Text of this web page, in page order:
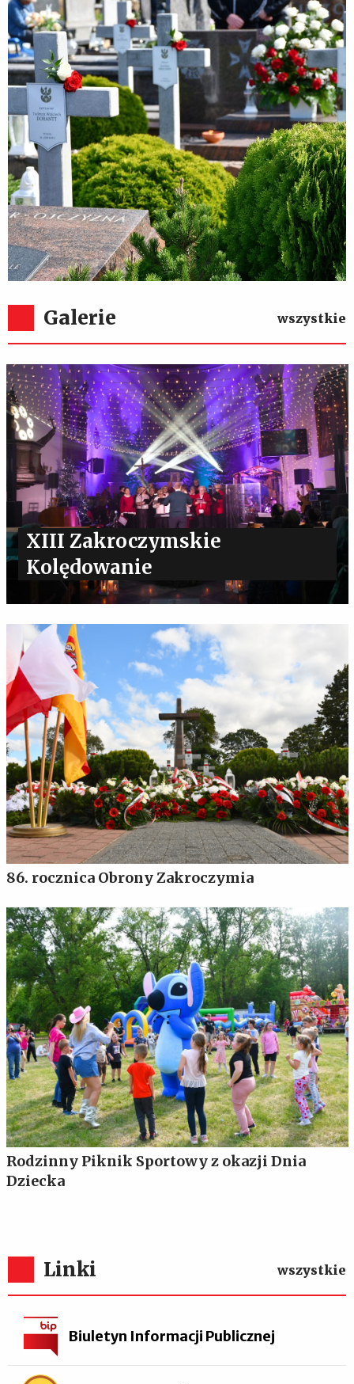
85. rocznica Obrony Zakroczymia
Galerie wszystkie
XIII Zakroczymskie
Kolędowanie
86. rocznica Obrony Zakroczymia
Rodzinny Piknik Sportowy z okazji Dnia
Dziecka
Linki wszystkie
Biuletyn Informacji Publicznej